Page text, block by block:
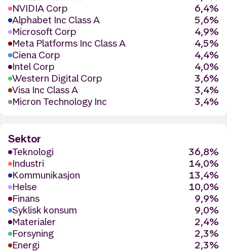
NVIDIA Corp
6,4%
Alphabet Inc Class A
5,6%
Microsoft Corp
4,9%
Meta Platforms Inc Class A
4,5%
Ciena Corp
4,4%
Intel Corp
4,0%
Western Digital Corp
3,6%
Visa Inc Class A
3,4%
Micron Technology Inc
3,4%
Sektor
Teknologi
36,8%
Industri
14,0%
Kommunikasjon
13,4%
Helse
10,0%
Finans
9,9%
Syklisk konsum
9,0%
Materialer
2,4%
Forsyning
2,3%
Energi
2,3%